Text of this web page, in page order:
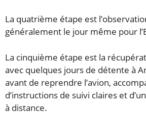
La quatrième étape est
généralement le jour même pour
La cinquième étape est la
avec quelques jours de détente à
avant de reprendre l’avion,
d’instructions de suivi claires et
à distance.